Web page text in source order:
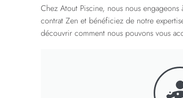
Chez Atout Piscine, nous nous
contrat Zen et bénéficiez de notre
découvrir comment nous pouvons vous